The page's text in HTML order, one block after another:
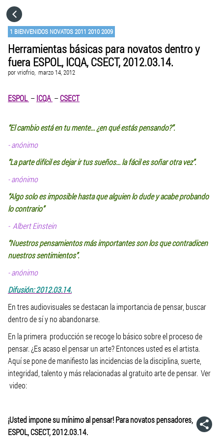
1 BIENVENIDOS NOVATOS 2011 2010 2009
Herramientas básicas para novatos dentro y
fuera ESPOL, ICQA, CSECT, 2012.03.14.
porvriofrio, marzo 14, 2012
ESPOL –ICQA –CSECT
“El cambio está en tu mente... ¿en qué estás pensando?”.
- anónimo
“La parte difícil es dejar ir tus sueños... la fácil es soñar otra vez”.
- anónimo
“Algo solo es imposible hasta que alguien lo dude y acabe probando
lo contrario”
- Albert Einstein
“Nuestros pensamientos más importantes son los que contradicen
nuestros sentimientos”.
- anónimo
Difusión: 2012.03.14.
En tres audiovisuales se destacan la importancia de pensar, buscar
dentro de sí y no abandonarse.
En la primera producción se recoge lo básico sobre el proceso de
pensar. ¿Es acaso el pensar un arte? Entonces usted es el artista.
Aquí se pone de manifiesto las incidencias de la disciplina, suerte,
integridad, talento y más relacionadas al gratuito arte de pensar. Ver
video:
¡Usted impone su mínimo al pensar! Para novatos pensadores,
ESPOL, CSECT, 2012.03.14.
CATEGORÍAS